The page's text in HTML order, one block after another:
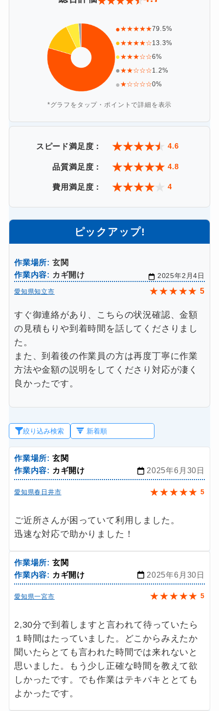
●★★★★★79.5%
●★★★★☆13.3%
●★★★☆☆6%
●★★☆☆☆1.2%
● ★☆☆☆☆0%
*グラフをタップ・ポイントで詳細を表示
スピード満足度： ★★★★★ 4.6
品質満足度： ★★★★★ 4.8
費用満足度： ★★★★ 4
ピックアップ!
作業場所: 玄関
作業内容: カギ開け 2025年2月4日
愛知県知立市 ★★★★★ 5
すぐ御連絡があり、こちらの状況確認、金額
の見積もりや到着時間を話してくださりまし
た。
また、到着後の作業員の方は再度丁寧に作業
方法や金額の説明をしてくださり対応が凄く
良かったです。
絞り込み検索
作業場所: 玄関
作業内容: カギ開け 2025年6月30日
愛知県春日井市 ★★★★★ 5
ご近所さんが困っていて利用しました。
迅速な対応で助かりました！
作業場所: 玄関
作業内容: カギ開け 2025年6月30日
愛知県一宮市 ★★★★★ 5
2,30分で到着しますと言われて待っていたら
１時間はたっていました。どこからみえたか
聞いたらとても言われた時間では来れないと
思いました。もう少し正確な時間を教えて欲
しかったです。でも作業はテキパキととても
よかったです。